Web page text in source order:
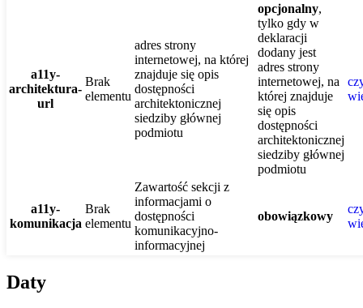
a11y-
architektura-
url
Brak
elementu
adres strony
internetowej, na której
znajduje się opis
dostępności
architektonicznej
siedziby głównej
podmiotu
opcjonalny,
tylko gdy w
deklaracji
dodany jest
adres strony
internetowej, na
której znajduje
się opis
dostępności
architektonicznej
siedziby głównej
podmiotu
a11y-
komunikacja
Brak
elementu
Zawartość sekcji z
informacjami o
dostępności
komunikacyjno-
informacyjnej
obowiązkowy
Daty